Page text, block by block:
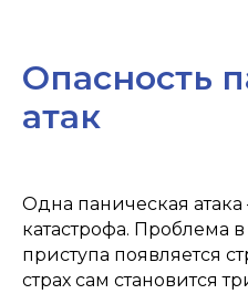
Опасность
атак
Одна паническая
катастрофа. Проблема
приступа появляется
страх сам становится